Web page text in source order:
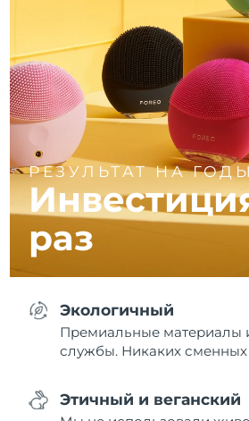
РЕЗУЛЬТАТ НА
раз
Экологичный
Премиальные материалы
службы. Никаких сменных
Этичный и веганский